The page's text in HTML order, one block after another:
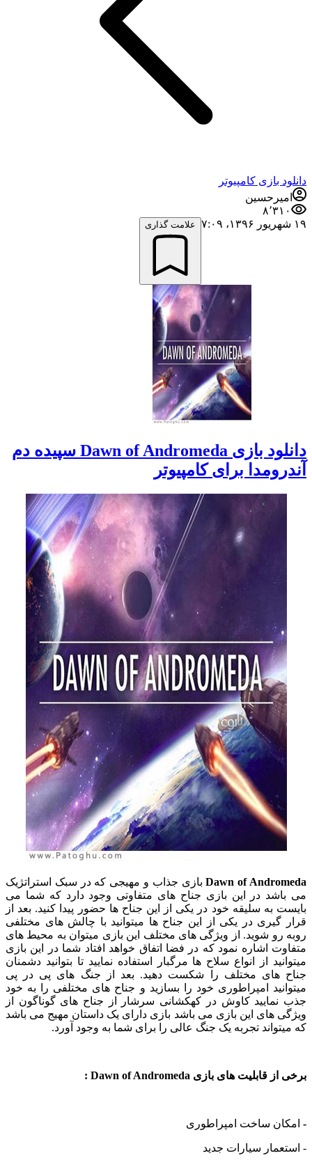
دانلود بازی کامپیوتر
امیرحسین
۸٬۳۱۰
۱۹ شهریور ۱۳۹۶،‏ ۷:۰۹
علامت گذاری
دانلود بازی Dawn of Andromeda سپیده دم
آندرومدا برای کامپیوتر
Dawn of Andromedaبازی جذاب و مهیجی که در سبک استراتژیک
می باشد در این بازی جناح های متفاوتی وجود دارد که شما می
بایست به سلیقه خود در یکی از این جناح ها حضور پیدا کنید. بعد از
قرار گیری در یکی از این جناح ها میتوانید با چالش های مختلفی
روبه رو شوید. از ویژگی های مختلف این بازی میتوان به محیط های
متفاوت اشاره نمود که در فضا اتفاق خواهد افتاد شما در این بازی
میتوانید از انواع سلاح ها مرگبار استفاده نمایید تا بتوانید دشمنان
جناح های مختلف را شکست دهید. بعد از جنگ های پی در پی
میتوانید امپراطوری خود را بسازید و جناح های مختلفی را به خود
جذب نمایید کاوش در کهکشانی سرشار از جناح های گوناگون از
ویژگی های این بازی می باشد بازی دارای یک داستان مهیج می باشد
که میتواند تجربه یک جنگ عالی را برای شما به وجود آورد.
برخی از قابلیت های بازی Dawn of Andromeda :
- امکان ساخت امپراطوری
- استعمار سیارات جدید